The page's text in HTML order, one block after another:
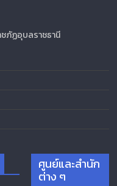
ภัฏอุบลราชธานี
ศูนย์และสำนัก
ต่าง ๆ